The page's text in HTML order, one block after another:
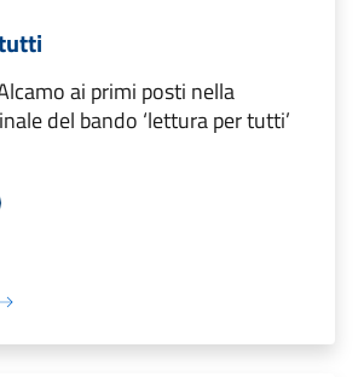
ai primi posti nella
del bando ‘lettura per tutti’